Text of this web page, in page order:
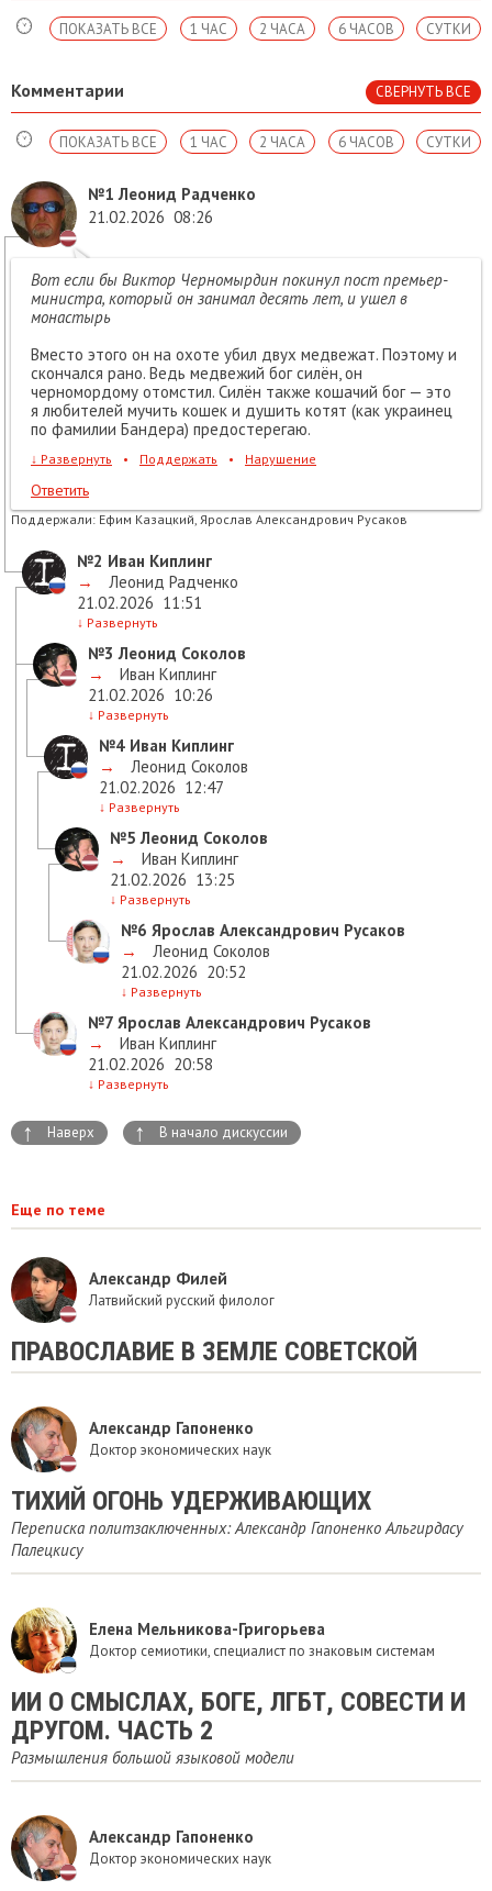
СУТКИ
6 ЧАСОВ
2 ЧАСА
1 ЧАС
ПОКАЗАТЬ ВСЕ
Комментарии СВЕРНУТЬ ВСЕ
СУТКИ
6 ЧАСОВ
2 ЧАСА
1 ЧАС
ПОКАЗАТЬ ВСЕ
№1 Леонид Радченко
21.02.2026 08:26
Вот если бы Виктор Черномырдин покинул пост премьер-
министра, который он занимал десять лет, и ушел в
монастырь
Вместо этого он на охоте убил двух медвежат. Поэтому и
скончался рано. Ведь медвежий бог силён, он
черномордому отомстил. Силён также кошачий бог — это
я любителей мучить кошек и душить котят (как украинец
по фамилии Бандера) предостерегаю.
↓ Развернуть • Поддержать • Нарушение
Ответить
Поддержали: Ефим Казацкий, Ярослав Александрович Русаков
№2 Иван Киплинг
→
Леонид Радченко
21.02.2026 11:51
↓ Развернуть
№3 Леонид Соколов
→
Иван Киплинг
21.02.2026 10:26
↓ Развернуть
№4 Иван Киплинг
→
Леонид Соколов
21.02.2026 12:47
↓ Развернуть
№5 Леонид Соколов
→
Иван Киплинг
21.02.2026 13:25
↓ Развернуть
№6 Ярослав Александрович Русаков
→
Леонид Соколов
21.02.2026 20:52
↓ Развернуть
№7 Ярослав Александрович Русаков
→
Иван Киплинг
21.02.2026 20:58
↓ Развернуть
↑ Наверх ↑ В начало дискуссии
Еще по теме
Александр Филей
Латвийский русский филолог
​ПРАВОСЛАВИЕ В ЗЕМЛЕ СОВЕТСКОЙ
Александр Гапоненко
Доктор экономических наук
ТИХИЙ ОГОНЬ УДЕРЖИВАЮЩИХ
Переписка политзаключенных: Александр Гапоненко Альгирдасу
Палецкису
Елена Мельникова-Григорьева
Доктор семиотики, специалист по знаковым системам
ИИ О СМЫСЛАХ, БОГЕ, ЛГБТ, СОВЕСТИ И
ДРУГОМ. ЧАСТЬ 2
Размышления большой языковой модели
Александр Гапоненко
Доктор экономических наук